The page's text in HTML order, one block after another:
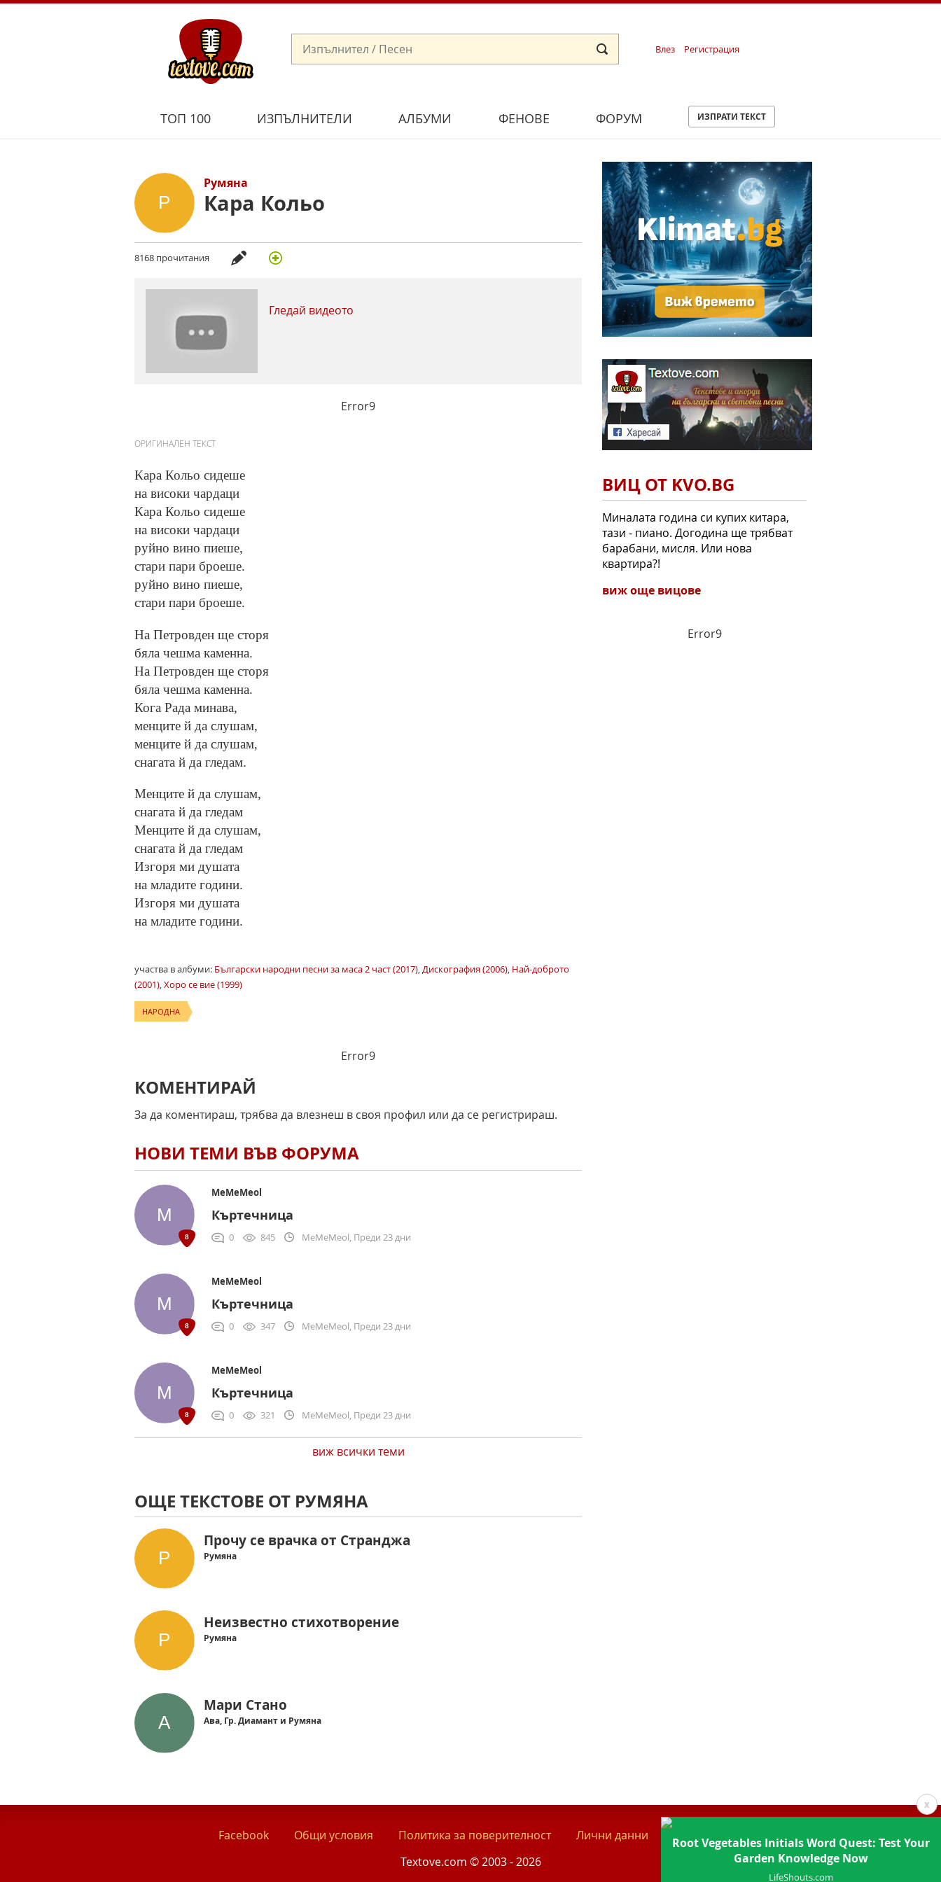
Влез Регистрация
ТОП 100 ИЗПЪЛНИТЕЛИ АЛБУМИ ФЕНОВЕ ФОРУМ ИЗПРАТИ ТЕКСТ
Румяна
Кара Кольо
8168 прочитания
Гледай видеото
Error9
ОРИГИНАЛЕН ТЕКСТ
Кара Кольо сидеше
на високи чардаци
Кара Кольо сидеше
на високи чардаци
руйно вино пиеше,
стари пари броеше.
руйно вино пиеше,
стари пари броеше.
На Петровден ще сторя
бяла чешма каменна.
На Петровден ще сторя
бяла чешма каменна.
Кога Рада минава,
менците й да слушам,
менците й да слушам,
снагата й да гледам.
Менците й да слушам,
снагата й да гледам
Менците й да слушам,
снагата й да гледам
Изгоря ми душата
на младите години.
Изгоря ми душата
на младите години.
участва в албуми: Български народни песни за маса 2 част (2017),Дискография (2006), Най-доброто
(2001),Хоро се вие (1999)
НАРОДНА
Error9
КОМЕНТИРАЙ
За да коментираш, трябва да влезнеш в своя профил или да се регистрираш.
НОВИ ТЕМИ ВЪВ ФОРУМА
MeMeMeol
Къртечница
0 845 MeMeMeol, Преди 23 дни
MeMeMeol
Къртечница
0 347 MeMeMeol, Преди 23 дни
MeMeMeol
Къртечница
0 321 MeMeMeol, Преди 23 дни
виж всички теми
ОЩЕ ТЕКСТОВЕ ОТ РУМЯНА
Прочу се врачка от Странджа
Румяна
Неизвестно стихотворение
Румяна
Мари Стано
Ава, Гр. Диамант и Румяна
ВИЦ ОТ KVO.BG
Миналата година си купих китара,
тази - пиано. Догодина ще трябват
барабани, мисля. Или нова
квартира?!
виж още вицове
Error9
x
Root Vegetables Initials Word Quest: Test Your
Garden Knowledge Now
LifeShouts.com
Facebook Общи условия Политика за поверителност Лични данни
Контакти
Textove.com © 2003 - 2026